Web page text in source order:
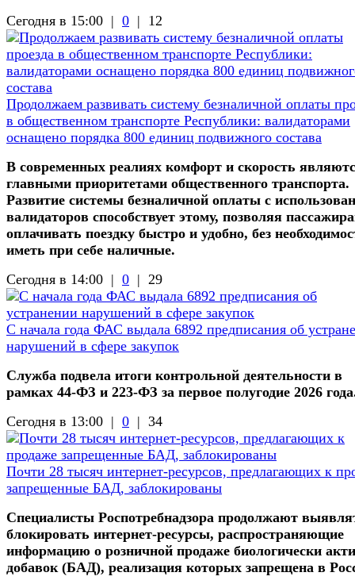
Сегодня в 15:00 | 0 | 12
Продолжаем развивать систему безналичной оплаты
в общественном транспорте Республики: валидаторами
оснащено порядка 800 единиц подвижного состава
В современных реалиях комфорт и скорость
главными приоритетами общественного транспорта.
Развитие системы безналичной оплаты с
валидаторов способствует этому, позволяя
оплачивать поездку быстро и удобно, без
иметь при себе наличные.
Сегодня в 14:00 | 0 | 29
С начала года ФАС выдала 6892 предписания об
нарушений в сфере закупок
Служба подвела итоги контрольной деятельности в
рамках 44-ФЗ и 223-ФЗ за первое полугодие 2026
Сегодня в 13:00 | 0 | 34
Почти 28 тысяч интернет-ресурсов, предлагающих к
запрещенные БАД, заблокированы
Специалисты Роспотребнадзора продолжают
блокировать интернет-ресурсы, распространяющие
информацию о розничной продаже биологически
добавок (БАД), реализация которых запрещена в